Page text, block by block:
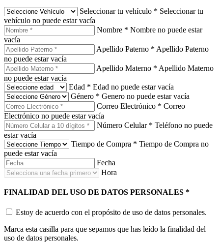
Seleccionar tu vehículo * Seleccionar tu
vehículo no puede estar vacía
Nombre * Nombre no puede estar
vacía
Apellido Paterno * Apellido Paterno
no puede estar vacía
Apellido Materno * Apellido Materno
no puede estar vacía
Edad * Edad no puede estar vacía
Género * Genero no puede estar vacía
Correo Electrónico * Correo
Electrónico no puede estar vacía
Número Celular * Teléfono no puede
estar vacía
Tiempo de Compra * Tiempo de Compra no
puede estar vacía
Fecha
Hora
FINALIDAD DEL USO DE DATOS PERSONALES *
Estoy de acuerdo con el propósito de uso de datos personales.
Marca esta casilla para que sepamos que has leído la finalidad del
uso de datos personales.